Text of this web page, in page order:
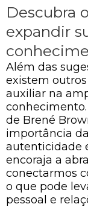
Descubra
expandir
Além das
existem
auxiliar na
de Brené
importância
autenticidade
encoraja a
conectarmos
o que pode
pessoal e